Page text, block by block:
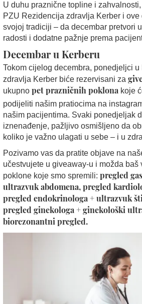
U duhu praznične topline i
PZU Rezidencija zdravlja Kerber i
svojoj tradiciji – da decembar pretvori
radosti i dodatne pažnje prema
Decembar u Kerberu
Tokom cijelog decembra, ponedjeljci
zdravlja Kerber biće rezervisani za
ukupno pet prazničnih poklona koje
podijeliti našim pratiocima na
našim pacijentima. Svaki ponedjeljak
iznenađenje, pažljivo osmišljeno da
koliko je važno ulagati u sebe – i u
Pozivamo vas da pratite objave na
učestvujete u giveaway-u i možda baš
poklone koje smo spremili: pregled
ultrazvuk abdomena, pregled
pregled endokrinologa + ultrazvuk
pregled ginekologa + ginekološki
biorezonantni pregled.